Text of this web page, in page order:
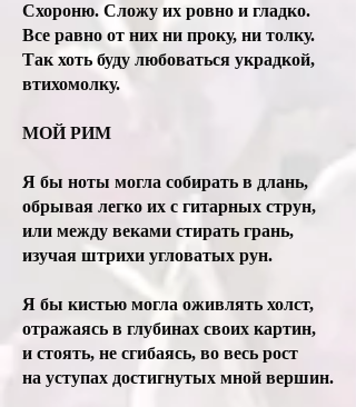
Схороню. Сложу их ровно и гладко.
Все равно от них ни проку, ни толку.
Так хоть буду любоваться украдкой,
втихомолку.
МОЙ РИМ
Я бы ноты могла собирать в длань,
обрывая легко их с гитарных струн,
или между веками стирать грань,
изучая штрихи угловатых рун.
Я бы кистью могла оживлять холст,
отражаясь в глубинах своих картин,
и стоять, не сгибаясь, во весь рост
на уступах достигнутых мной вершин.